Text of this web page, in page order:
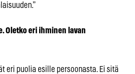
Oletko eri ihminen lavan
eri puolia esille persoonasta. Ei sitä